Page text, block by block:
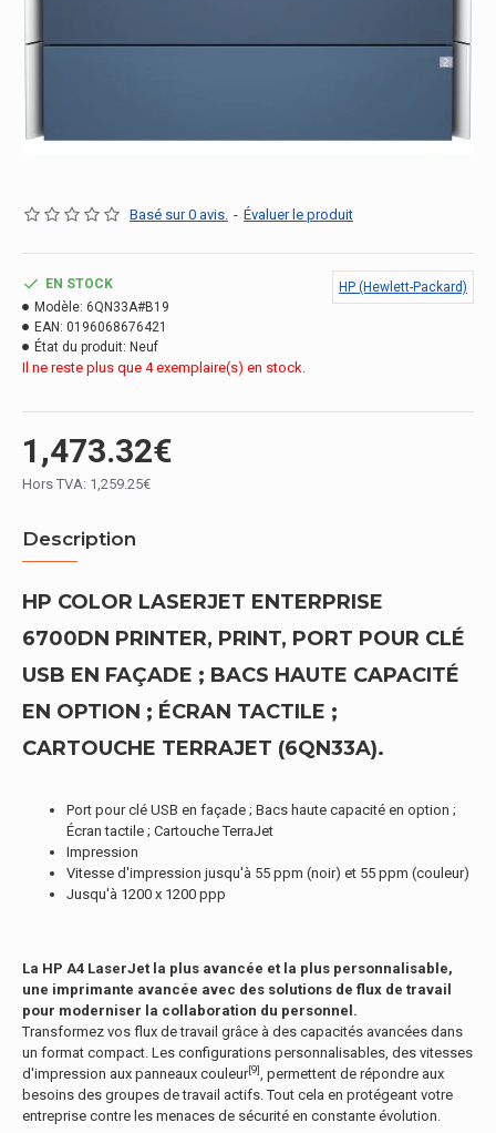
Basé sur 0 avis. - Évaluer le produit
1,473.32€
Hors TVA: 1,259.25€
EN STOCK
Modèle: 6QN33A#B19
EAN: 0196068676421
État du produit: Neuf
HP (Hewlett-Packard)
Il ne reste plus que 4 exemplaire(s) en stock.
Description
HP COLOR LASERJET ENTERPRISE
6700DN PRINTER, PRINT, PORT POUR CLÉ
USB EN FAÇADE ; BACS HAUTE CAPACITÉ
EN OPTION ; ÉCRAN TACTILE ;
CARTOUCHE TERRAJET (6QN33A).
Port pour clé USB en façade ; Bacs haute capacité en option ;
Écran tactile ; Cartouche TerraJet
Impression
Vitesse d'impression jusqu'à 55 ppm (noir) et 55 ppm (couleur)
Jusqu'à 1200 x 1200 ppp
La HP A4 LaserJet la plus avancée et la plus personnalisable,
une imprimante avancée avec des solutions de flux de travail
pour moderniser la collaboration du personnel.
Transformez vos flux de travail grâce à des capacités avancées dans
un format compact. Les configurations personnalisables, des vitesses
d'impression aux panneaux couleur[9], permettent de répondre aux
besoins des groupes de travail actifs. Tout cela en protégeant votre
entreprise contre les menaces de sécurité en constante évolution.